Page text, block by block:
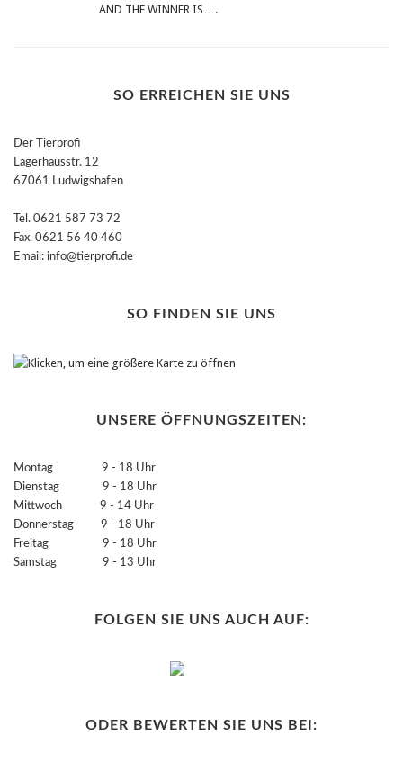
AND THE WINNER IS….
SO ERREICHEN SIE UNS
Der Tierprofi
Lagerhausstr. 12
67061 Ludwigshafen
Tel. 0621 587 73 72
Fax. 0621 56 40 460
Email: info@tierprofi.de
SO FINDEN SIE UNS
UNSERE ÖFFNUNGSZEITEN:
Montag 9 - 18 Uhr
Dienstag 9 - 18 Uhr
Mittwoch 9 - 14 Uhr
Donnerstag 9 - 18 Uhr
Freitag 9 - 18 Uhr
Samstag 9 - 13 Uhr
FOLGEN SIE UNS AUCH AUF:
ODER BEWERTEN SIE UNS BEI: